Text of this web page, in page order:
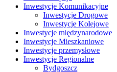
Inwestycje Komunikacyjne
Inwestycje Drogowe
Inwestycje Kolejowe
Inwestycje międzynarodowe
Inwestycje Mieszkaniowe
Inwestycje przemysłowe
Inwestycje Regionalne
Bydgoszcz